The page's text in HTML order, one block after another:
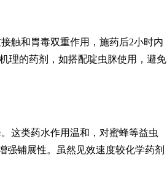
触和胃毒双重作用，施药后2小时内
理的药剂，如搭配啶虫脒使用，避免
这类药水作用温和，对蜜蜂等益虫
强铺展性。虽然见效速度较化学药剂